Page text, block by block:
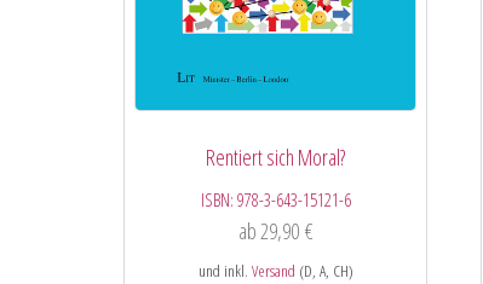
Rentiert sich Moral?
ISBN: 978-3-643-15121-6
ab29,90 €
und inkl. Versand (D, A, CH)